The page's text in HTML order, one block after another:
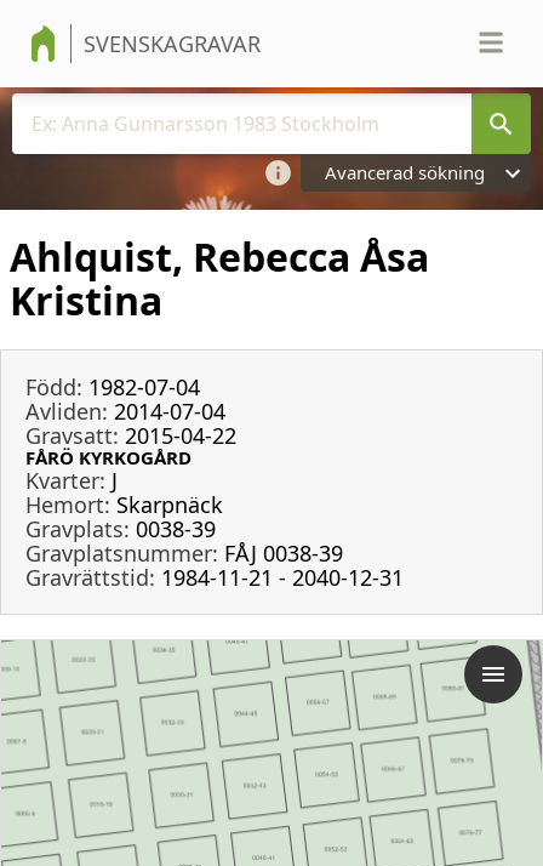
SVENSKAGRAVAR
Avancerad sökning
Ahlquist, Rebecca Åsa
Kristina
Född: 1982-07-04
Avliden: 2014-07-04
Gravsatt: 2015-04-22
FÅRÖ KYRKOGÅRD
Kvarter: J
Hemort: Skarpnäck
Gravplats: 0038-39
Gravplatsnummer: FÅJ 0038-39
Gravrättstid: 1984-11-21 - 2040-12-31